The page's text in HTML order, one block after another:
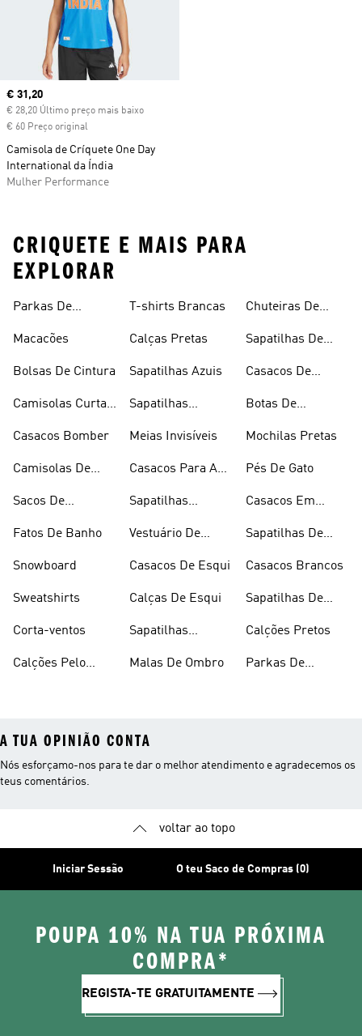
Current price
€ 31,20
€ 28,20 Último preço mais baixo
€ 60 Preço original
Camisola de Críquete One Day
International da Índia
Mulher Performance
CRIQUETE E MAIS PARA
EXPLORAR
Parkas De
Macacões
Bolsas De Cintura
Camisolas Curtas
Casacos Bomber
Camisolas De
Sacos De
Fatos De Banho
Snowboard
Sweatshirts
Corta-ventos
Calções Pelo
T-shirts Brancas
Calças Pretas
Sapatilhas Azuis
Sapatilhas
Meias Invisíveis
Casacos Para A
Sapatilhas
Vestuário De
Casacos De Esqui
Calças De Esqui
Sapatilhas
Malas De Ombro
Chuteiras De
Sapatilhas De
Casacos De
Botas De
Mochilas Pretas
Pés De Gato
Casacos Em
Sapatilhas De
Casacos Brancos
Sapatilhas De
Calções Pretos
Parkas De
A TUA OPINIÃO CONTA
Nós esforçamo-nos para te dar o melhor atendimento e agradecemos os
teus comentários.
voltar ao topo
Iniciar Sessão O teu Saco de Compras (0)
POUPA 10% NA TUA PRÓXIMA
COMPRA*
REGISTA-TE GRATUITAMENTE